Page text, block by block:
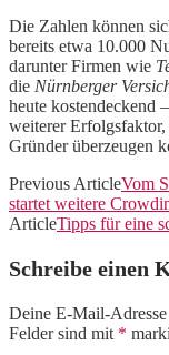
Die Zahlen können
bereits etwa 10.000
darunter Firmen wie
die Nürnberger
heute kostendeckend
weiterer
Gründer überzeugen
Previous ArticleVom
startet weitere
ArticleTipps für eine
Schreibe einen
Deine E-Mail-
Felder sind mit *